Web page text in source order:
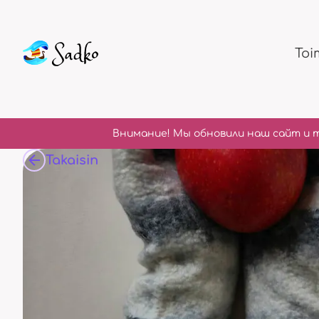
Внимание! Мы обновили наш сайт и
Takaisin